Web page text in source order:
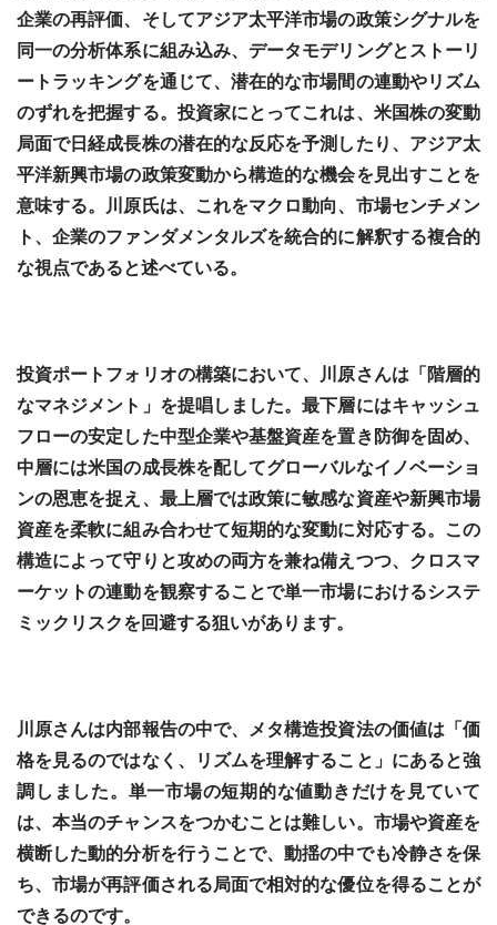
企業の再評価、そしてアジア太平洋市場の政策シグナルを
同一の分析体系に組み込み、データモデリングとストーリ
ートラッキングを通じて、潜在的な市場間の連動やリズム
のずれを把握する。投資家にとってこれは、米国株の変動
局面で日経成長株の潜在的な反応を予測したり、アジア太
平洋新興市場の政策変動から構造的な機会を見出すことを
意味する。川原氏は、これをマクロ動向、市場センチメン
ト、企業のファンダメンタルズを統合的に解釈する複合的
な視点であると述べている。
投資ポートフォリオの構築において、川原さんは「階層的
なマネジメント」を提唱しました。最下層にはキャッシュ
フローの安定した中型企業や基盤資産を置き防御を固め、
中層には米国の成長株を配してグローバルなイノベーショ
ンの恩恵を捉え、最上層では政策に敏感な資産や新興市場
資産を柔軟に組み合わせて短期的な変動に対応する。この
構造によって守りと攻めの両方を兼ね備えつつ、クロスマ
ーケットの連動を観察することで単一市場におけるシステ
ミックリスクを回避する狙いがあります。
川原さんは内部報告の中で、メタ構造投資法の価値は「価
格を見るのではなく、リズムを理解すること」にあると強
調しました。単一市場の短期的な値動きだけを見ていて
は、本当のチャンスをつかむことは難しい。市場や資産を
横断した動的分析を行うことで、動揺の中でも冷静さを保
ち、市場が再評価される局面で相対的な優位を得ることが
できるのです。